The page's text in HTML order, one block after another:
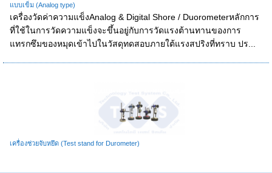
แบบเข็ม (Analog type)
เครื่องวัดค่าความแข็งAnalog & Digital Shore / Duorometerหลักการ
ที่ใช้ในการวัดความแข็งจะขึ้นอยู่กับการวัดแรงต้านทานของการ
แทรกซึมของหมุดเข้าไปในวัสดุทดสอบภายใต้แรงสปริงที่ทราบ ปร...
เครื่องช่วยจับหยึด (Test stand for Durometer)